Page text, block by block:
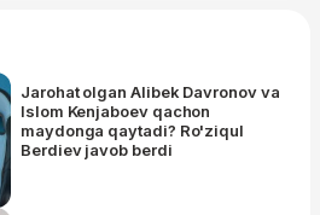
Jarohat olgan Alibek Davronov va
Islom Kenjaboev qachon
maydonga qaytadi? Ro'ziqul
Berdiev javob berdi